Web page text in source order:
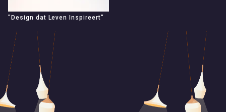
"Design dat Leven Inspireert"